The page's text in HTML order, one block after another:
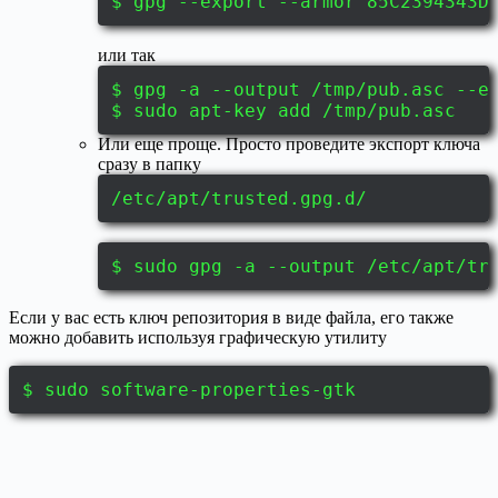
или так
$ gpg -a --output /tmp/pub.asc --
$ sudo apt-key add /tmp/pub.asc
Или еще проще. Просто проведите экспорт ключа
сразу в папку
/etc/apt/trusted.gpg.d/
$ sudo gpg -a --output /etc/apt/
Если у вас есть ключ репозитория в виде файла, его также
можно добавить используя графическую утилиту
$ sudo software-properties-gtk